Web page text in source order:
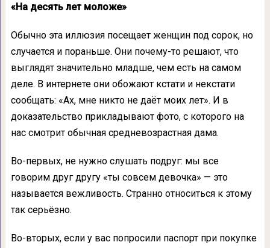
«На десять лет моложе»
Обычно эта иллюзия посещает женщин под сорок, но
случается и пораньше. Они почему-то решают, что
выглядят значительно младше, чем есть на самом
деле. В интернете они обожают кстати и некстати
сообщать: «Ах, мне никто не даёт моих лет». И в
доказательство прикладывают фото, с которого на
нас смотрит обычная средневозрастная дама.
Во-первых, не нужно слушать подруг: мы все
говорим друг другу «ты совсем девочка» — это
называется вежливость. Странно относиться к этому
так серьёзно.
Во-вторых, если у вас попросили паспорт при покупке